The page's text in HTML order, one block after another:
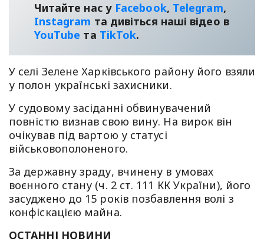
Читайте нас у Facebook, Telegram,
Instagram та дивіться наші відео в
YouТube та TikTok.
У селі Зелене Харківського району його взяли
у полон українські захисники.
У судовому засіданні обвинувачений
повністю визнав свою вину. На вирок він
очікував під вартою у статусі
військовополоненого.
За державну зраду, вчинену в умовах
воєнного стану (ч. 2 ст. 111 КК України), його
засуджено до 15 років позбавлення волі з
конфіскацією майна.
ОСТАННІ НОВИНИ